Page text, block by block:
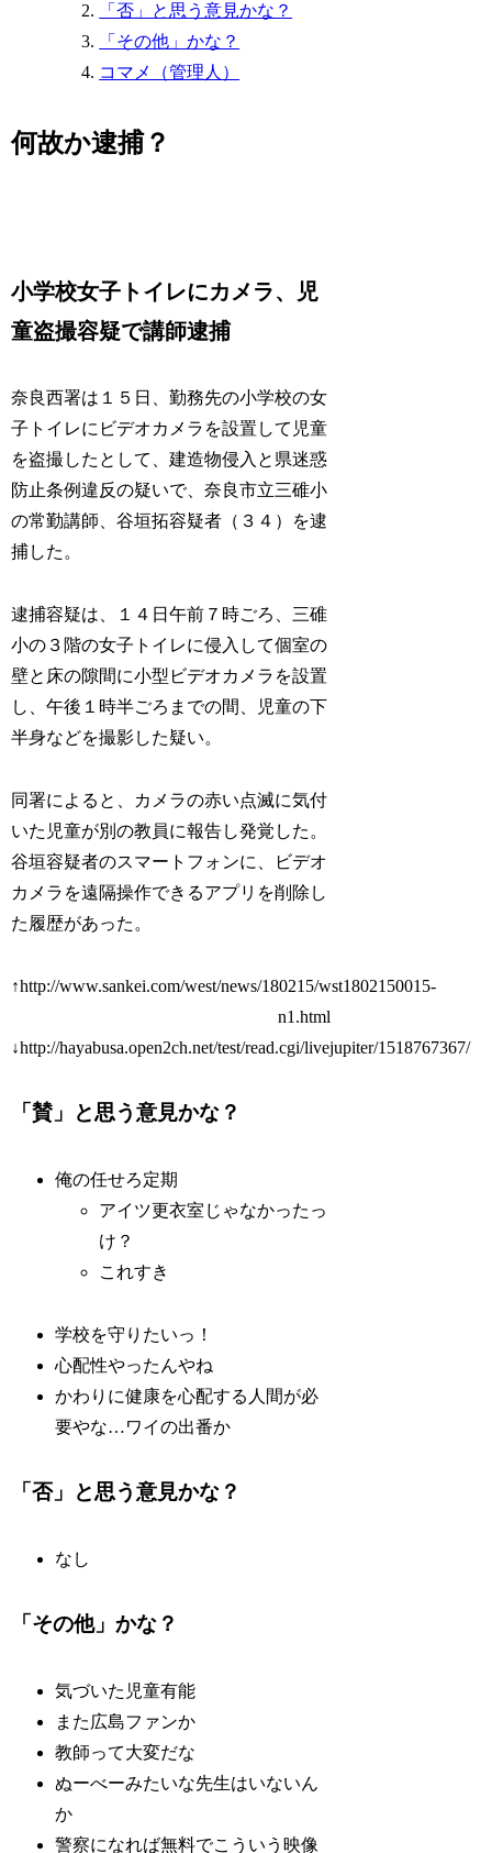
「否」と思う意見かな？
「その他」かな？
コマメ（管理人）
何故か逮捕？
小学校女子トイレにカメラ、児
童盗撮容疑で講師逮捕
奈良西署は１５日、勤務先の小学校の女
子トイレにビデオカメラを設置して児童
を盗撮したとして、建造物侵入と県迷惑
防止条例違反の疑いで、奈良市立三碓小
の常勤講師、谷垣拓容疑者（３４）を逮
捕した。
逮捕容疑は、１４日午前７時ごろ、三碓
小の３階の女子トイレに侵入して個室の
壁と床の隙間に小型ビデオカメラを設置
し、午後１時半ごろまでの間、児童の下
半身などを撮影した疑い。
同署によると、カメラの赤い点滅に気付
いた児童が別の教員に報告し発覚した。
谷垣容疑者のスマートフォンに、ビデオ
カメラを遠隔操作できるアプリを削除し
た履歴があった。
↑http://www.sankei.com/west/news/180215/wst1802150015-
n1.html
↓http://hayabusa.open2ch.net/test/read.cgi/livejupiter/1518767367/
「賛」と思う意見かな？
俺の任せろ定期
アイツ更衣室じゃなかったっ
け？
これすき
学校を守りたいっ！
心配性やったんやね
かわりに健康を心配する人間が必
要やな…ワイの出番か
「否」と思う意見かな？
なし
「その他」かな？
気づいた児童有能
また広島ファンか
教師って大変だな
ぬーべーみたいな先生はいないん
か
警察になれば無料でこういう映像